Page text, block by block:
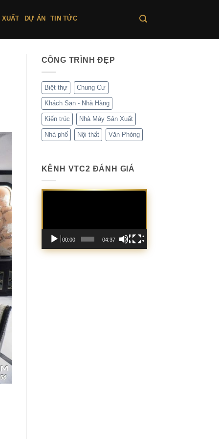
DỰ ÁN TIN TỨC
CÔNG TRÌNH ĐẸP
Biệt thự Chung Cư
Khách Sạn - Nhà Hàng
Kiến trúc Nhà Máy Sản Xuất
Nhà phố Nội thất Văn Phòng
KÊNH VTC2 ĐÁNH GIÁ
Trình
00:00 04:37